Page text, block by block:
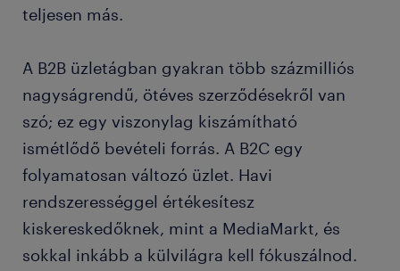
teljesen más.
A B2B üzletágban gyakran több százmilliós
nagyságrendű, ötéves szerződésekről van
szó; ez egy viszonylag kiszámítható
ismétlődő bevételi forrás. A B2C egy
folyamatosan változó üzlet. Havi
rendszerességgel értékesítesz
kiskereskedőknek, mint a MediaMarkt, és
sokkal inkább a külvilágra kell fókuszálnod.